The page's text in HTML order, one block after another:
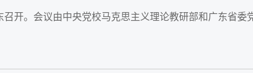
开。会议由中央党校马克思主义理论教研部和广东省委